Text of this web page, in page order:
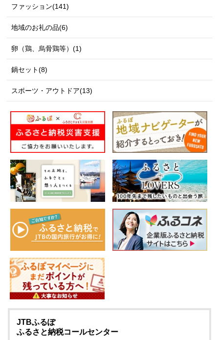
ファッション(141)
地域のお礼の品(6)
卵（鶏、烏骨鶏等）(1)
鍋セット(8)
スポーツ・アウトドア(13)
JTBふるぽ
ふるさと納税コールセンター